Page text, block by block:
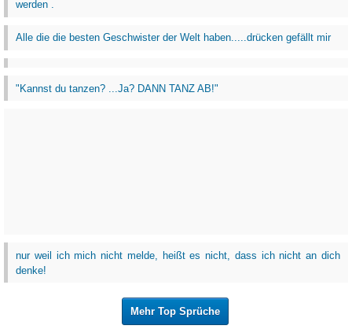
werden .
Alle die die besten Geschwister der Welt haben.....drücken gefällt mir
"Kannst du tanzen? ...Ja? DANN TANZ AB!"
nur weil ich mich nicht melde, heißt es nicht, dass ich nicht an dich
denke!
Mehr Top Sprüche